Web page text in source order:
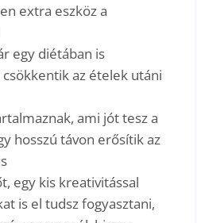
extra eszköz a
egy diétában is
csökkentik az ételek utáni
ami jót tesz a
hosszú távon erősítik az
egy kis kreativitással
is el tudsz fogyasztani,